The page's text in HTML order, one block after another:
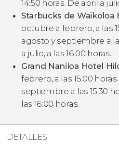
14:50 horas. De abril a
Starbucks de Waikoloa
octubre a febrero, a las
agosto y septiembre a
a julio, a las 16:00 horas.
Grand Naniloa Hotel
febrero, a las 15:00
septiembre a las 15:30
las 16:00 horas.
DETALLES